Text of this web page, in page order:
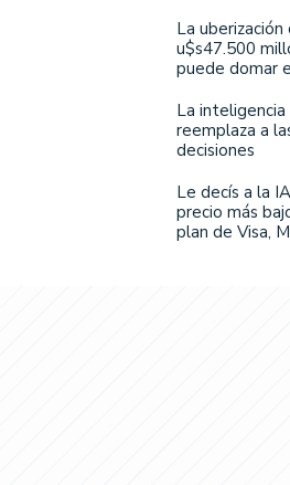
La
u$s47.500
puede domar
La
reemplaza a
decisiones
Le decís a la
precio más
plan de Visa,